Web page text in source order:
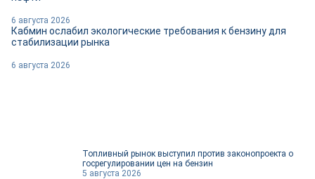
6 августа 2026
Кабмин ослабил экологические требования к бензину для
стабилизации рынка
6 августа 2026
Топливный рынок выступил против законопроекта о
госрегулировании цен на бензин
5 августа 2026